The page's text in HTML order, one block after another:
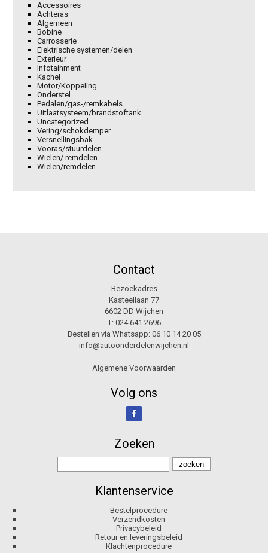
Accessoires
Achteras
Algemeen
Bobine
Carrosserie
Elektrische systemen/delen
Exterieur
Infotainment
Kachel
Motor/Koppeling
Onderstel
Pedalen/gas-/remkabels
Uitlaatsysteem/brandstoftank
Uncategorized
Vering/schokdemper
Versnellingsbak
Vooras/stuurdelen
Wielen/ remdelen
Wielen/remdelen
Contact
Bezoekadres
Kasteellaan 77
6602 DD Wijchen
T: 024 641 2696
Bestellen via Whatsapp: 06 10 14 20 05
info@autoonderdelenwijchen.nl
Algemene Voorwaarden
Volg ons
Zoeken
Klantenservice
Bestelprocedure
Verzendkosten
Privacybeleid
Retour en leveringsbeleid
Klachtenprocedure